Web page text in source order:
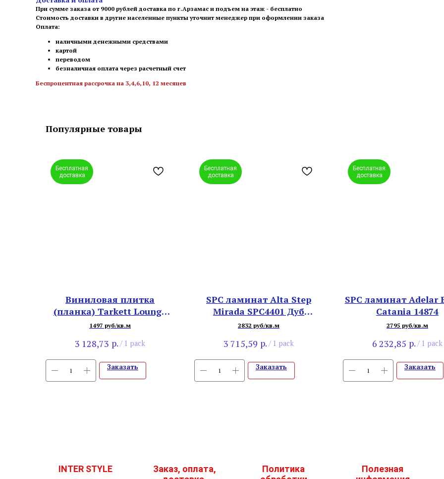
При сумме заказа от 9000 рублей доставка по г.Арзамас и подъем на этаж - бесплатно
Стоимость доставки в другие населенные пункты уточнит менеджер при оформлении заказа
Оплата:
наличными денежными средствами
картой
переводом
безналичная оплата через расчетный счет
Беспроцентная рассрочка на 3,4,6,10, 12 месяцев
Популярные товары
Бесплатная
доставка
Виниловая плитка
(планка) Tarkett Lounge
Husky
1497 руб/кв.м
3 128,73 р. / 1 pack
Заказать
Бесплатная
доставка
SPC ламинат Alta Step
Mirada SPC4401 Дуб
Сибирский
2832 руб/кв.м
3 715,59 р. / 1 pack
Заказать
Бесплатная
доставка
SPC ламинат Adelar
Catania 14874
2795 руб/кв.м
6 232,85 р. / 1 pack
Заказать
INTER STYLE
Заказ, оплата,
Политика
Полезная